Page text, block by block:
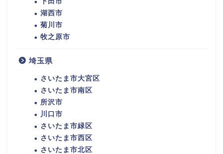
湖西市
菊川市
牧之原市
埼玉県
さいたま市大宮区
さいたま市南区
所沢市
川口市
さいたま市緑区
さいたま市西区
さいたま市北区